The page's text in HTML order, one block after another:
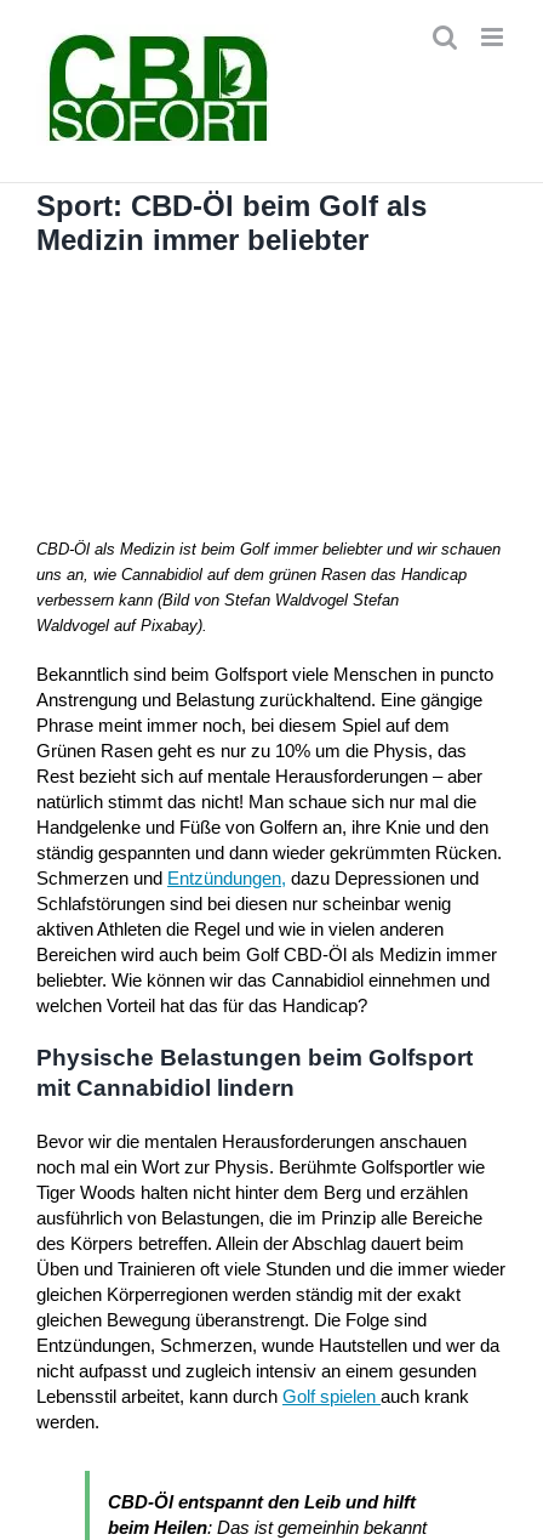
springen
Sport: CBD-Öl beim Golf als
Medizin immer beliebter
CBD-Öl als Medizin ist beim Golf immer beliebter und wir schauen
uns an, wie Cannabidiol auf dem grünen Rasen das Handicap
verbessern kann (Bild von Stefan Waldvogel Stefan
Waldvogel auf Pixabay).
Bekanntlich sind beim Golfsport viele Menschen in puncto
Anstrengung und Belastung zurückhaltend. Eine gängige
Phrase meint immer noch, bei diesem Spiel auf dem
Grünen Rasen geht es nur zu 10% um die Physis, das
Rest bezieht sich auf mentale Herausforderungen – aber
natürlich stimmt das nicht! Man schaue sich nur mal die
Handgelenke und Füße von Golfern an, ihre Knie und den
ständig gespannten und dann wieder gekrümmten Rücken.
Schmerzen und Entzündungen, dazu Depressionen und
Schlafstörungen sind bei diesen nur scheinbar wenig
aktiven Athleten die Regel und wie in vielen anderen
Bereichen wird auch beim Golf CBD-Öl als Medizin immer
beliebter. Wie können wir das Cannabidiol einnehmen und
welchen Vorteil hat das für das Handicap?
Physische Belastungen beim Golfsport
mit Cannabidiol lindern
Bevor wir die mentalen Herausforderungen anschauen
noch mal ein Wort zur Physis. Berühmte Golfsportler wie
Tiger Woods halten nicht hinter dem Berg und erzählen
ausführlich von Belastungen, die im Prinzip alle Bereiche
des Körpers betreffen. Allein der Abschlag dauert beim
Üben und Trainieren oft viele Stunden und die immer wieder
gleichen Körperregionen werden ständig mit der exakt
gleichen Bewegung überanstrengt. Die Folge sind
Entzündungen, Schmerzen, wunde Hautstellen und wer da
nicht aufpasst und zugleich intensiv an einem gesunden
Lebensstil arbeitet, kann durch Golf spielen auch krank
werden.
CBD-Öl entspannt den Leib und hilft
beim Heilen: Das ist gemeinhin bekannt